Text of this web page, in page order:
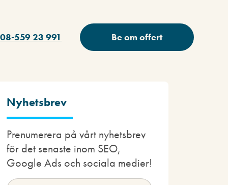
08-559 23 991 Be om offert
Nyhetsbrev
Prenumerera på vårt nyhetsbrev
för det senaste inom SEO,
Google Ads och sociala medier!